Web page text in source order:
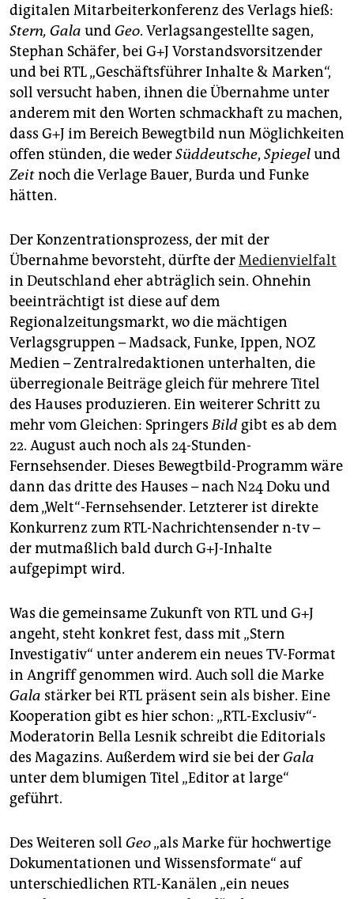
digitalen Mitarbeiterkonferenz des Verlags hieß:
Stern, Gala undGeo. Verlagsangestellte sagen,
Stephan Schäfer, bei G+J Vorstandsvorsitzender
und bei RTL „Geschäftsführer Inhalte & Marken“,
soll versucht haben, ihnen die Übernahme unter
anderem mit den Worten schmackhaft zu machen,
dass G+J im Bereich Bewegtbild nun Möglichkeiten
offen stünden, die wederSüddeutsche, Spiegelund
Zeitnoch die Verlage Bauer, Burda und Funke
hätten.
Der Konzentrationsprozess, der mit der
Übernahme bevorsteht, dürfte derMedienvielfalt
in Deutschland eher abträglich sein. Ohnehin
beeinträchtigt ist diese auf dem
Regionalzeitungsmarkt, wo die mächtigen
Verlagsgruppen – Madsack, Funke, Ippen, NOZ
Medien – Zentralredaktionen unterhalten, die
überregionale Beiträge gleich für mehrere Titel
des Hauses produzieren. Ein weiterer Schritt zu
mehr vom Gleichen: SpringersBild gibt es ab dem
22. August auch noch als 24-Stunden-
Fernsehsender. Dieses Bewegtbild-Programm wäre
dann das dritte des Hauses – nach N24 Doku und
dem „Welt“-Fernsehsender. Letzterer ist direkte
Konkurrenz zum RTL-Nachrichtensender n-tv –
der mutmaßlich bald durch G+J-Inhalte
aufgepimpt wird.
Was die gemeinsame Zukunft von RTL und G+J
angeht, steht konkret fest, dass mit „Stern
Investigativ“ unter anderem ein neues TV-Format
in Angriff genommen wird. Auch soll die Marke
Gala stärker bei RTL präsent sein als bisher. Eine
Kooperation gibt es hier schon: „RTL-­Exclusiv“-
Moderatorin Bel­la Les­nik schreibt die Editorials
des Magazins. Außerdem wird sie bei derGala
unter dem blumigen Titel „Editor at large“
geführt.
Des Weiteren soll Geo„als Marke für hochwertige
Dokumentationen und Wissensformate“ auf
unterschiedlichen RTL-Kanälen „ein neues